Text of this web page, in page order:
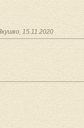
15.11.2020